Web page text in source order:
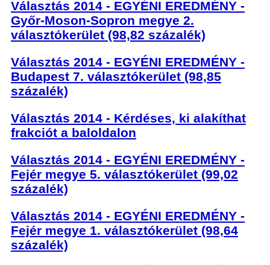
Választás 2014 - EGYÉNI EREDMÉNY -
Győr-Moson-Sopron megye 2.
választókerület (98,82 százalék)
Választás 2014 - EGYÉNI EREDMÉNY -
Budapest 7. választókerület (98,85
százalék)
Választás 2014 - Kérdéses, ki alakíthat
frakciót a baloldalon
Választás 2014 - EGYÉNI EREDMÉNY -
Fejér megye 5. választókerület (99,02
százalék)
Választás 2014 - EGYÉNI EREDMÉNY -
Fejér megye 1. választókerület (98,64
százalék)